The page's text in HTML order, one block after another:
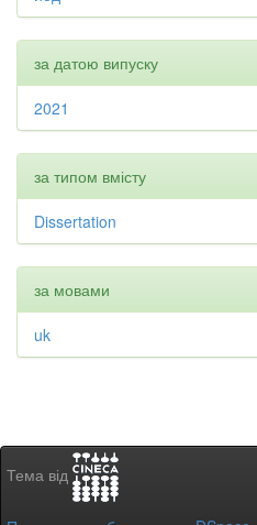
за датою випуску
2021
за типом вмісту
Dissertation
за мовами
uk
Тема від